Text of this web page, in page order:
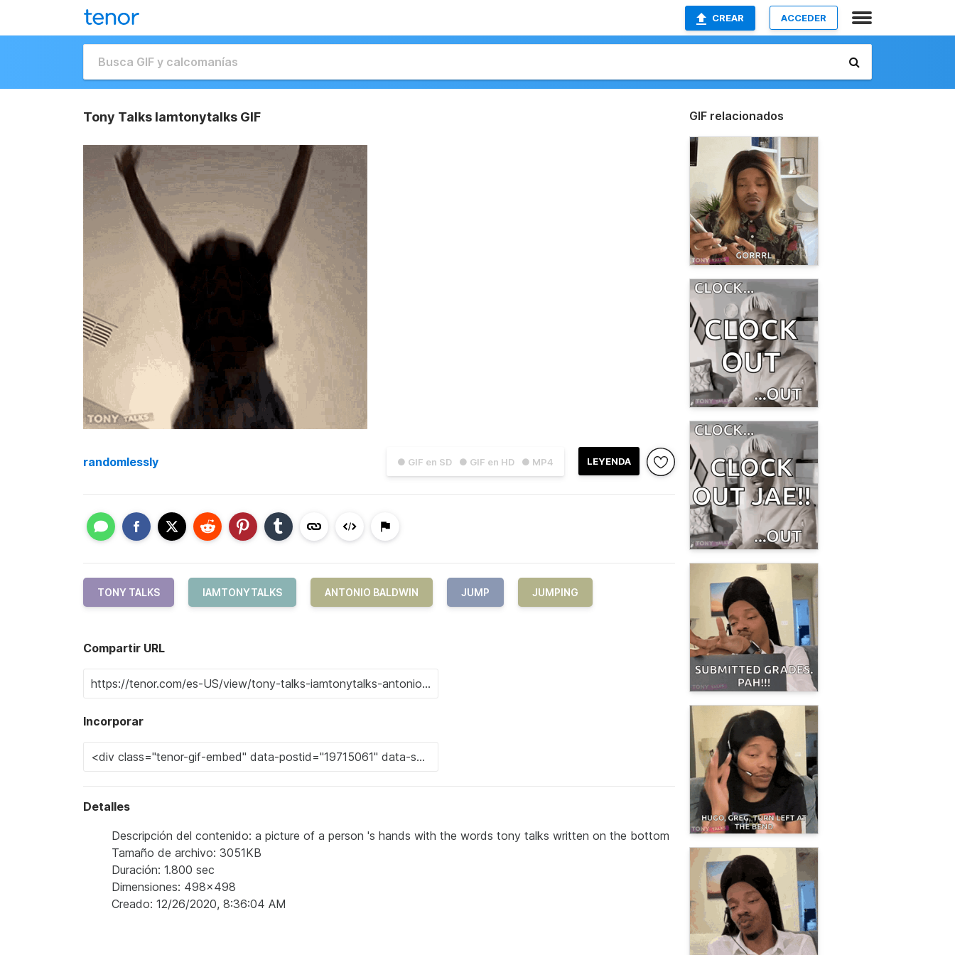
CREAR ACCEDER
Tony Talks Iamtonytalks GIF
● GIF en SD ● GIF en HD ● MP4 LEYENDA
randomlessly
TONY TALKS IAMTONYTALKS ANTONIO BALDWIN JUMP JUMPING
Compartir URL
Incorporar
Detalles
Descripción del contenido: a picture of a person 's hands with the words tony talks written on the bottom
Tamaño de archivo: 3051KB
Duración: 1.800 sec
Dimensiones: 498x498
Creado: 12/26/2020, 8:36:04 AM
GIF relacionados